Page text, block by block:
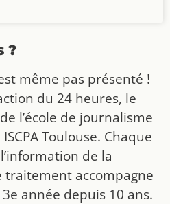
?
même pas présenté !
du 24 heures, le
l’école de journalisme
Toulouse. Chaque
de la
traitement accompagne
année depuis 10 ans.